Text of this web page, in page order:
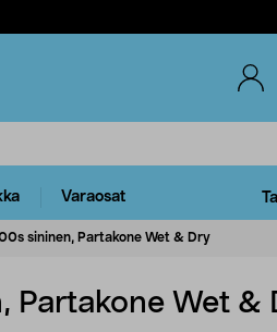
Varaosat
sininen, Partakone Wet & Dry
Partakone Wet &